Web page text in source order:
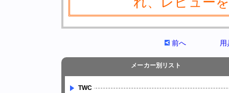
前へ
メーカー別リスト
TWC